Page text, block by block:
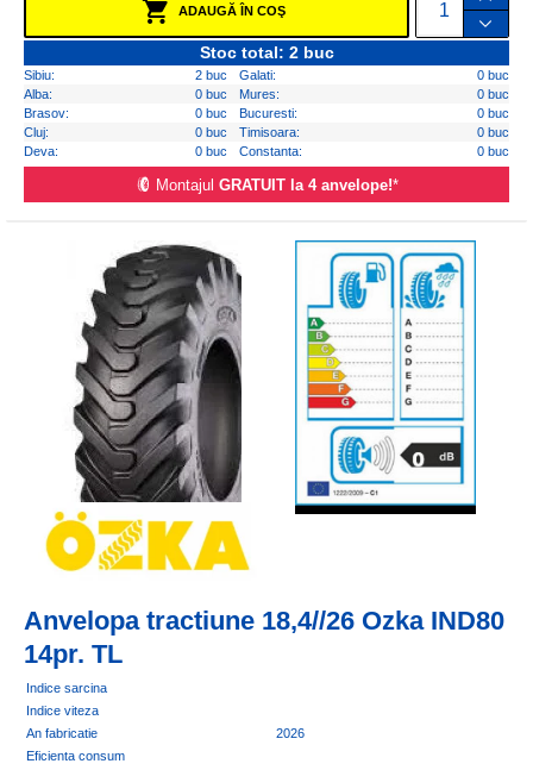
ADAUGĂ ÎN COŞ
Stoc total: 2 buc
Sibiu: 2 buc Galati:
0 buc
Alba:
0 buc Mures:
0 buc
Brasov:
0 buc Bucuresti:
0 buc
Cluj:
0 buc Timisoara:
0 buc
Deva:
0 buc Constanta: 0 buc
Montajul GRATUIT la 4 anvelope!*
Anvelopa tractiune 18,4//26 Ozka IND80
14pr. TL
Indice sarcina
Indice viteza
An fabricatie
2026
Eficienta consum